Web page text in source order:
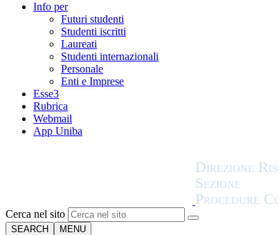
Info per
Futuri studenti
Studenti iscritti
Laureati
Studenti internazionali
Personale
Enti e Imprese
Esse3
Rubrica
Webmail
App Uniba
Cerca nel sito
SEARCH MENU